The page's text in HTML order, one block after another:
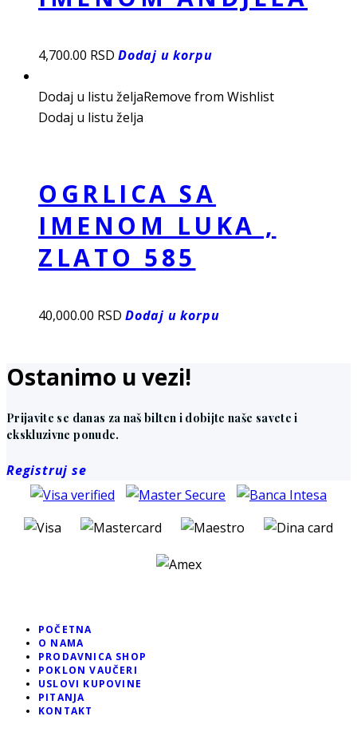
4,700.00 RSD Dodaj u korpu
Dodaj u listu željaRemove from Wishlist
Dodaj u listu želja
OGRLICA SA
IMENOM LUKA ,
ZLATO 585
40,000.00 RSD Dodaj u korpu
Ostanimo u vezi!
Prijavite se danas za naš bilten i dobijte naše savete i
ekskluzivne ponude.
Registruj se
POČETNA
O NAMA
PRODAVNICA SHOP
POKLON VAUČERI
USLOVI KUPOVINE
PITANJA
KONTAKT